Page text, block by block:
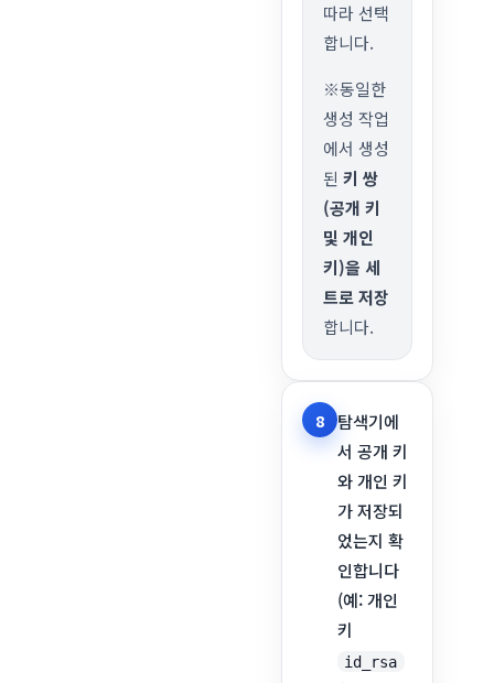
따라 선택
합니다.
※동일한
생성 작업
에서 생성
된키 쌍
(공개 키
및 개인
키)을 세
트로 저장
합니다.
8
탐색기에
서 공개 키
와 개인 키
가 저장되
었는지 확
인합니다
(예: 개인
키
id_rsa